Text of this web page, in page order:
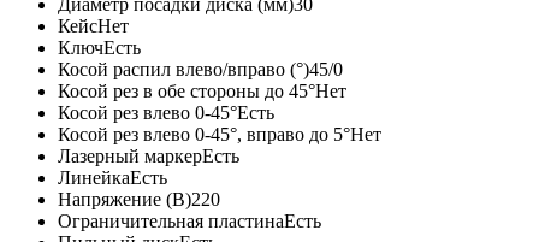
КейсНет
КлючЕсть
Косой распил влево/вправо (°)45/0
Косой рез в обе стороны до 45°Нет
Косой рез влево 0-45°Есть
Косой рез влево 0-45°, вправо до 5°Нет
Лазерный маркерЕсть
ЛинейкаЕсть
Напряжение (В)220
Ограничительная пластинаЕсть